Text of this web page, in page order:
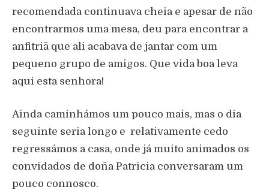
recomendada continuava cheia e apesar de não
encontrarmos uma mesa, deu para encontrar a
anfitriã que ali acabava de jantar com um
pequeno grupo de amigos. Que vida boa leva
aqui esta senhora!
Ainda caminhámos um pouco mais, mas o dia
seguinte seria longo e relativamente cedo
regressámos a casa, onde já muito animados os
convidados de doña Patricia conversaram um
pouco connosco.